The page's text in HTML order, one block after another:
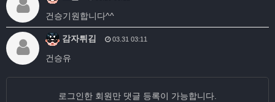
건승기원합니다^^
감자튀김 03.31 03:11
건승유
로그인한 회원만 댓글 등록이 가능합니다.